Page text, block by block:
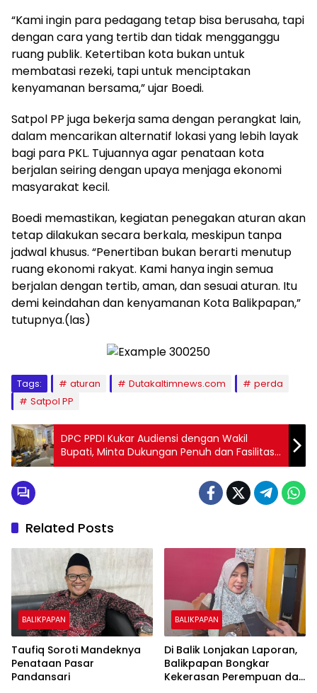
“Kami ingin para pedagang tetap bisa berusaha, tapi
dengan cara yang tertib dan tidak mengganggu
ruang publik. Ketertiban kota bukan untuk
membatasi rezeki, tapi untuk menciptakan
kenyamanan bersama,” ujar Boedi.
Satpol PP juga bekerja sama dengan perangkat lain,
dalam mencarikan alternatif lokasi yang lebih layak
bagi para PKL. Tujuannya agar penataan kota
berjalan seiring dengan upaya menjaga ekonomi
masyarakat kecil.
Boedi memastikan, kegiatan penegakan aturan akan
tetap dilakukan secara berkala, meskipun tanpa
jadwal khusus. “Penertiban bukan berarti menutup
ruang ekonomi rakyat. Kami hanya ingin semua
berjalan dengan tertib, aman, dan sesuai aturan. Itu
demi keindahan dan kenyamanan Kota Balikpapan,”
tutupnya.(las)
Tags: aturan Dutakaltimnews.com
perda
Satpol PP
DPC PPDI Kukar Audiensi dengan Wakil
Bupati, Minta Dukungan Penuh dan Fasilitas
Sekretariat
Related Posts
BALIKPAPAN
Taufiq Soroti Mandeknya
Penataan Pasar
Pandansari
BALIKPAPAN
Di Balik Lonjakan Laporan,
Balikpapan Bongkar
Kekerasan Perempuan dan